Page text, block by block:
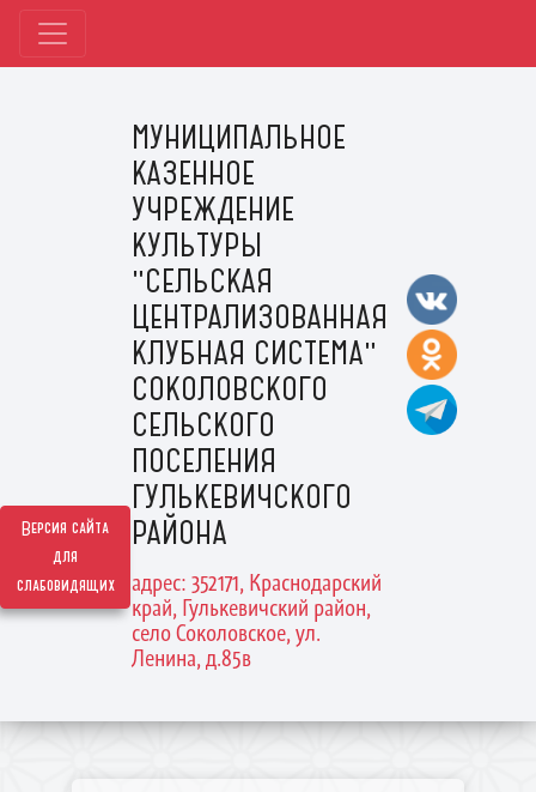
Версия сайта
для
слабовидящих
МУНИЦИПАЛЬНОЕ
КАЗЕННОЕ
УЧРЕЖДЕНИЕ
КУЛЬТУРЫ
"СЕЛЬСКАЯ
ЦЕНТРАЛИЗОВАННАЯ
КЛУБНАЯ СИСТЕМА"
СОКОЛОВСКОГО
СЕЛЬСКОГО
ПОСЕЛЕНИЯ
ГУЛЬКЕВИЧСКОГО
РАЙОНА
адрес: 352171, Краснодарский
край, Гулькевичский район,
село Соколовское, ул.
Ленина, д.85в